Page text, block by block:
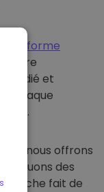
plateforme
dédié et
Chaque
nous offrons
des
fait de